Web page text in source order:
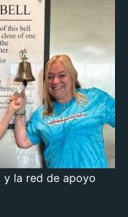
y la red de apoyo